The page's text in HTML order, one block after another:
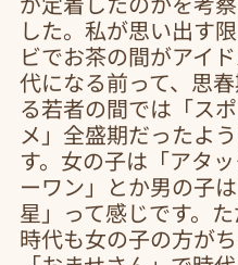
した。私が思い出す
ビでお茶の間がアイ
代になる前って、思
る若者の間では「ス
メ」全盛期だったよ
す。女の子は「アタ
ーワン」とか男の子
星」って感じです。
時代も女の子の方が